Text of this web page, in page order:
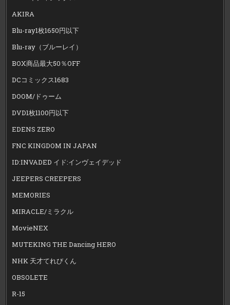
AKIRA
Blu-ray1枚1650円以下
Blu-ray（ブルーレイ）
BOX商品最大50％OFF
DCコミックス1683
DOOM/ドゥーム
DVD1枚1100円以下
EDENS ZERO
FNC KINGDOM IN JAPAN
ID:INVADED イド:インヴェイデッド
JEEPERS CREEPERS
MEMORIES
MIRACLE/ミラクル
MovieNEX
MUTEKING THE Dancing HERO
NHK 天才てれびくん
OBSOLETE
R-15